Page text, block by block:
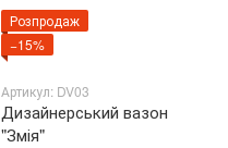
Розпродаж
−15%
Артикул: DV03
Дизайнерський вазон
"Змія"